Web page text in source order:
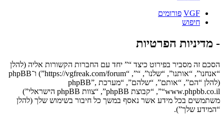
VGF פורומים
חיפוש
- מדיניות הפרטיות
הסכם זה מסביר בפירוט כיצד “” יחד עם החברות הקשורות אליה (להלן
“אנחנו”, “אותנו”, “שלנו”, “”, “https://vgfreak.com/forum”) ו־phpBB
(להלן “הם”, “אותם”, “שלהם”, “מערכת phpBB”,
“www.phpbb.co.il”, “קבוצת phpBB”, “צוות phpBB הישראלי”)
משתמשים בכל מידע אשר נאסף במשך כל חיבור בשימוש שלך (להלן
“המידע שלך”).